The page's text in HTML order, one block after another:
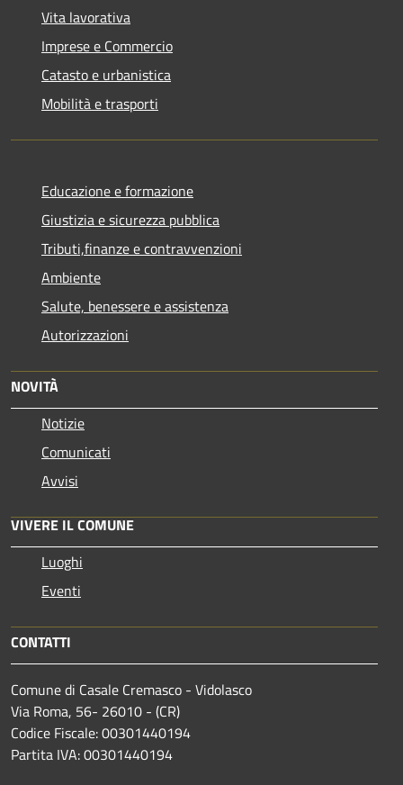
Vita lavorativa
Imprese e Commercio
Catasto e urbanistica
Mobilità e trasporti
Educazione e formazione
Giustizia e sicurezza pubblica
Tributi,finanze e contravvenzioni
Ambiente
Salute, benessere e assistenza
Autorizzazioni
NOVITÀ
Notizie
Comunicati
Avvisi
VIVERE IL COMUNE
Luoghi
Eventi
CONTATTI
Comune di Casale Cremasco - Vidolasco
Via Roma, 56- 26010 - (CR)
Codice Fiscale: 00301440194
Partita IVA: 00301440194